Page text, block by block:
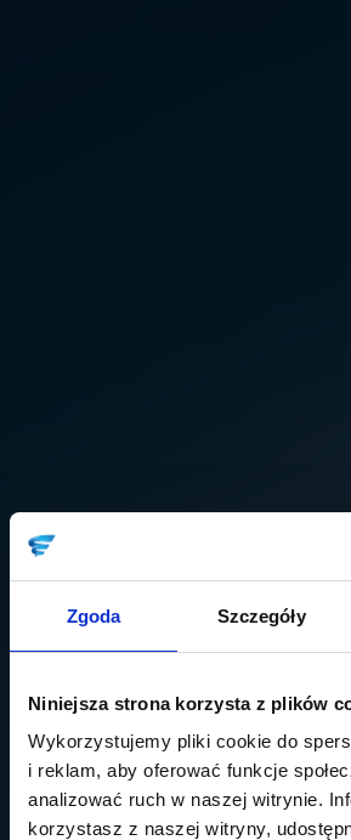
Zgoda Szczegóły
Niniejsza strona korzysta z plików
Wykorzystujemy pliki cookie do
i reklam, aby oferować funkcje
analizować ruch w naszej witrynie.
korzystasz z naszej witryny,